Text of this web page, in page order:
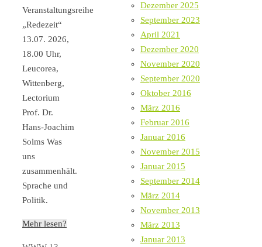
Veranstaltungsreihe
„Redezeit“
13.07. 2026,
18.00 Uhr,
Leucorea,
Wittenberg,
Lectorium
Prof. Dr.
Hans-Joachim
Solms Was
uns
zusammenhält.
Sprache und
Politik.
Mehr lesen?
Dezember 2025
September 2023
April 2021
Dezember 2020
November 2020
September 2020
Oktober 2016
März 2016
Februar 2016
Januar 2016
November 2015
Januar 2015
September 2014
März 2014
November 2013
März 2013
Januar 2013